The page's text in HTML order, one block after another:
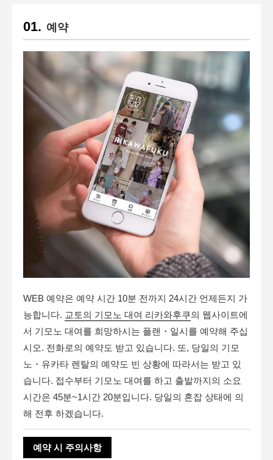
예약
WEB 예약은 예약 시간 10분 전까지 24시간 언제든지 가
능합니다. 교토의 기모노 대여 리카와후쿠의 웹사이트에
서 기모노 대여를 희망하시는 플랜・일시를 예약해 주십
시오. 전화로의 예약도 받고 있습니다. 또, 당일의 기모
노・유카타 렌탈의 예약도 빈 상황에 따라서는 받고 있
습니다. 접수부터 기모노 대여를 하고 출발까지의 소요
시간은 45분~1시간 20분입니다. 당일의 혼잡 상태에 의
해 전후 하겠습니다.
예약 시 주의사항